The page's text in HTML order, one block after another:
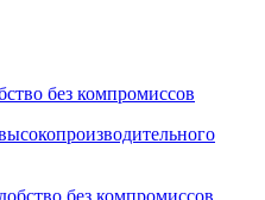
без компромиссов